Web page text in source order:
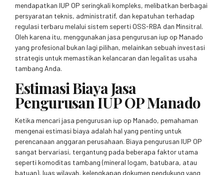
mendapatkan IUP OP seringkali kompleks, melibatkan berbagai
persyaratan teknis, administratif, dan kepatuhan terhadap
regulasi terbaru melalui sistem seperti OSS-RBA dan Minsitral.
Oleh karena itu, menggunakan jasa pengurusan iup op Manado
yang profesional bukan lagi pilihan, melainkan sebuah investasi
strategis untuk memastikan kelancaran dan legalitas usaha
tambang Anda.
Estimasi Biaya Jasa
Pengurusan IUP OP Manado
Ketika mencari jasa pengurusan iup op Manado, pemahaman
mengenai estimasi biaya adalah hal yang penting untuk
perencanaan anggaran perusahaan. Biaya pengurusan IUP OP
sangat bervariasi, tergantung pada beberapa faktor utama
seperti komoditas tambang (mineral logam, batubara, atau
batuan), luas wilayah, kelengkapan dokumen pendukung yang